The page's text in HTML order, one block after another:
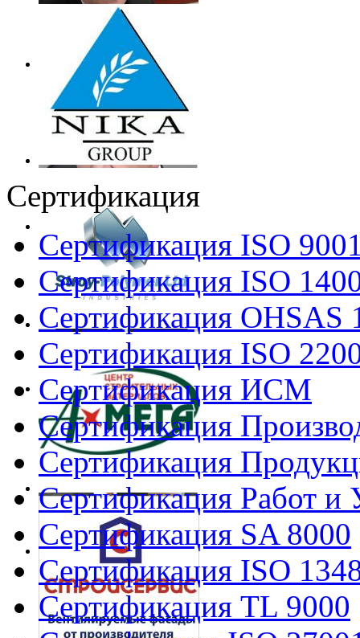
Сертификация
Сертификация ISO
Сертификация ISO
Сертификация OHSAS
Сертификация ISO
Сертификация ИСМ
Сертификация
Сертификация
Сертификация Работ и
Сертификация SA 8000
Сертификация ISO
Сертификация TL 9000